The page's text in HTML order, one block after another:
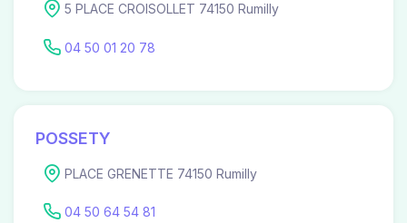
5 PLACE CROISOLLET 74150 Rumilly
04 50 01 20 78
POSSETY
PLACE GRENETTE 74150 Rumilly
04 50 64 54 81